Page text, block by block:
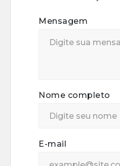
Mensagem
Nome completo
E-mail